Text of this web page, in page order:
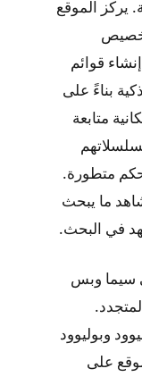
يركز الموقع
قوائم
بناءً على
متابعة
متطورة.
ما يبحث
في البحث.
سيما وبس
وبوليوود
على